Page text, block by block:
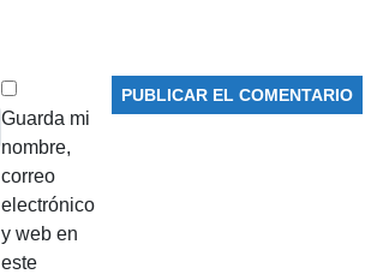
Guarda mi
nombre,
correo
electrónico
y web en
este